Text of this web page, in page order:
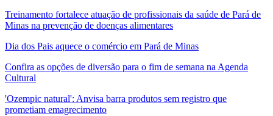
Treinamento fortalece atuação de profissionais da saúde de Pará de
Minas na prevenção de doenças alimentares
Dia dos Pais aquece o comércio em Pará de Minas
Confira as opções de diversão para o fim de semana na Agenda
Cultural
'Ozempic natural': Anvisa barra produtos sem registro que
prometiam emagrecimento